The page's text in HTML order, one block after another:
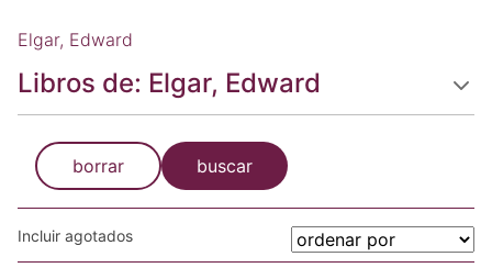
Elgar, Edward
Libros de: Elgar, Edward
borrar buscar
Incluir agotados